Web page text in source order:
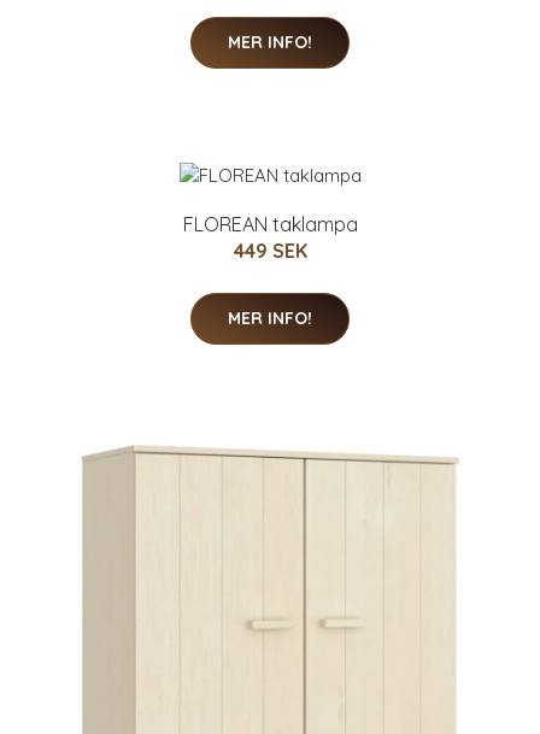
MER INFO!
FLOREAN taklampa
449 SEK
MER INFO!